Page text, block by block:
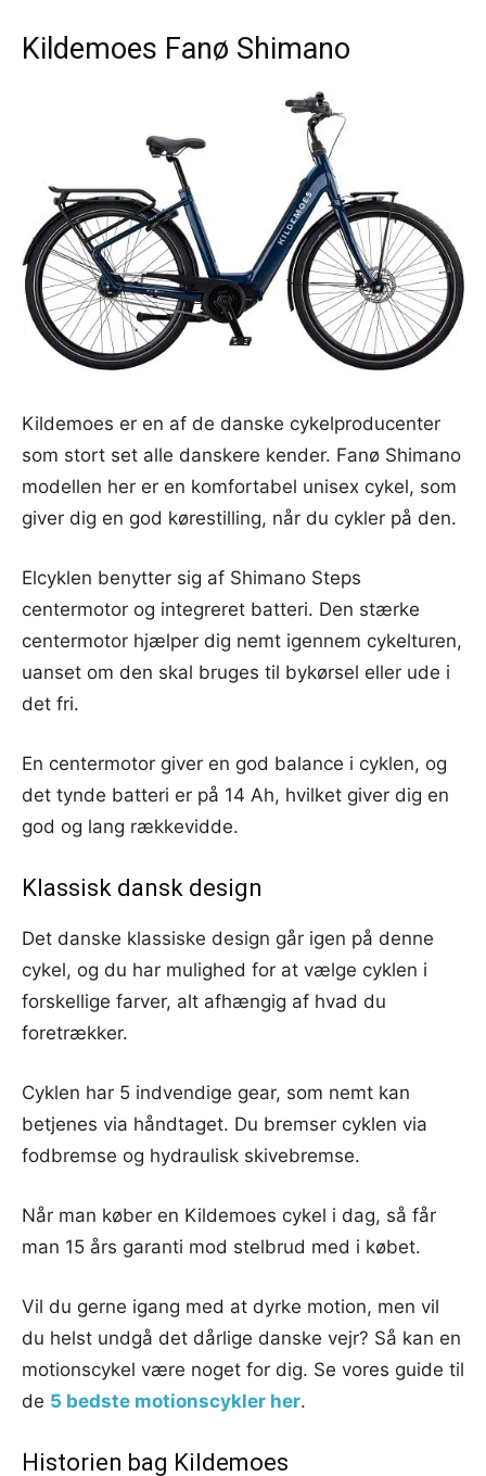
Kildemoes Fanø Shimano
Kildemoes er en af de danske cykelproducenter
som stort set alle danskere kender. Fanø Shimano
modellen her er en komfortabel unisex cykel, som
giver dig en god kørestilling, når du cykler på den.
Elcyklen benytter sig af Shimano Steps
centermotor og integreret batteri. Den stærke
centermotor hjælper dig nemt igennem cykelturen,
uanset om den skal bruges til bykørsel eller ude i
det fri.
En centermotor giver en god balance i cyklen, og
det tynde batteri er på 14 Ah, hvilket giver dig en
god og lang rækkevidde.
Klassisk dansk design
Det danske klassiske design går igen på denne
cykel, og du har mulighed for at vælge cyklen i
forskellige farver, alt afhængig af hvad du
foretrækker.
Cyklen har 5 indvendige gear, som nemt kan
betjenes via håndtaget. Du bremser cyklen via
fodbremse og hydraulisk skivebremse.
Når man køber en Kildemoes cykel i dag, så får
man 15 års garanti mod stelbrud med i købet.
Vil du gerne igang med at dyrke motion, men vil
du helst undgå det dårlige danske vejr? Så kan en
motionscykel være noget for dig. Se vores guide til
de 5 bedste motionscykler her.
Historien bag Kildemoes